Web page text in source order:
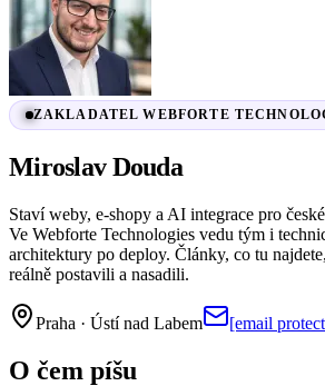
ZAKLADATEL WEBFORTE
Miroslav Douda
Staví weby, e-shopy a AI integrace pro
Ve Webforte Technologies vedu tým i
architektury po deploy. Články, co tu
reálně postavili a nasadili.
Praha · Ústí nad Labem [email
O čem píšu